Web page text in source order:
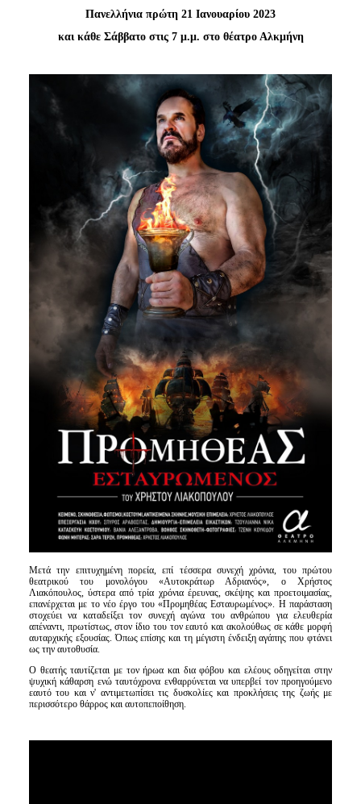
Πανελλήνια πρώτη 21 Ιανουαρίου 2023
και κάθε Σάββατο στις 7 μ.μ. στο θέατρο Αλκμήνη
Μετά την επιτυχημένη πορεία, επί τέσσερα συνεχή χρόνια, του πρώτου
θεατρικού του μονολόγου «Αυτοκράτωρ Αδριανός», ο Χρήστος
Λιακόπουλος, ύστερα από τρία χρόνια έρευνας, σκέψης και προετοιμασίας,
επανέρχεται με το νέο έργο του «Προμηθέας Εσταυρωμένος». Η παράσταση
στοχεύει να καταδείξει τον συνεχή αγώνα του ανθρώπου για ελευθερία
απέναντι, πρωτίστως, στον ίδιο του τον εαυτό και ακολούθως σε κάθε μορφή
αυταρχικής εξουσίας. Όπως επίσης και τη μέγιστη ένδειξη αγάπης που φτάνει
ως την αυτοθυσία.
Ο θεατής ταυτίζεται με τον ήρωα και δια φόβου και ελέους οδηγείται στην
ψυχική κάθαρση ενώ ταυτόχρονα ενθαρρύνεται να υπερβεί τον προηγούμενο
εαυτό του και ν' αντιμετωπίσει τις δυσκολίες και προκλήσεις της ζωής με
περισσότερο θάρρος και αυτοπεποίθηση.